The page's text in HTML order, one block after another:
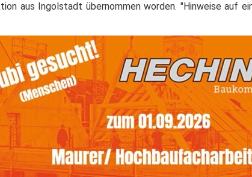
aus Ingolstadt übernommen worden. "Hinweise auf